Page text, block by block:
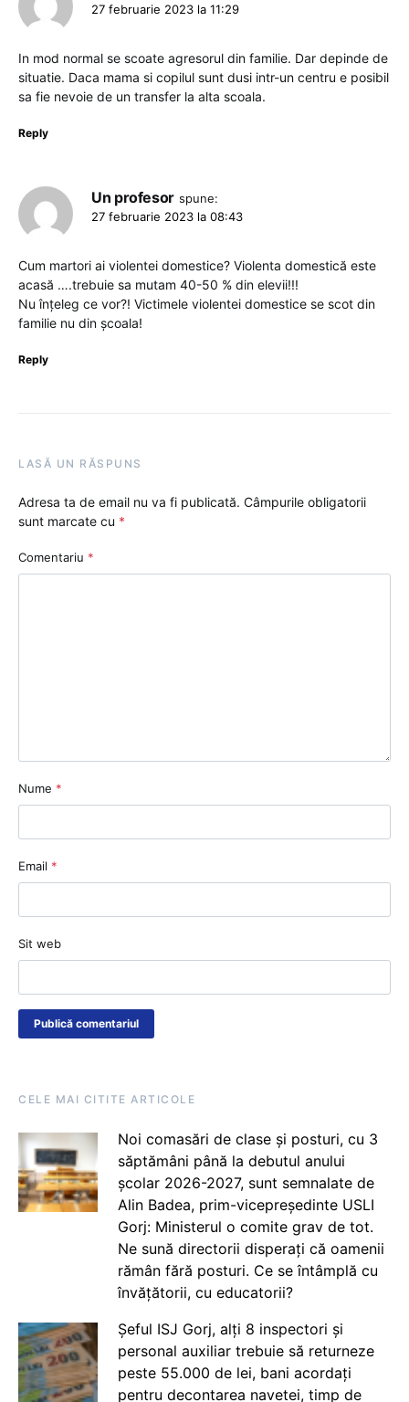
27 februarie 2023 la 11:29
In mod normal se scoate agresorul din familie. Dar depinde de
situatie. Daca mama si copilul sunt dusi intr-un centru e posibil
sa fie nevoie de un transfer la alta scoala.
Reply
Un profesor spune:
27 februarie 2023 la 08:43
Cum martori ai violentei domestice? Violenta domestică este
acasă ….trebuie sa mutam 40-50 % din elevii!!!
Nu înțeleg ce vor?! Victimele violentei domestice se scot din
familie nu din școala!
Reply
LASĂ UN RĂSPUNS
Adresa ta de email nu va fi publicată. Câmpurile obligatorii
sunt marcate cu *
Comentariu *
Nume *
Email *
Sit web
CELE MAI CITITE ARTICOLE
Noi comasări de clase și posturi, cu 3
săptămâni până la debutul anului
școlar 2026-2027, sunt semnalate de
Alin Badea, prim-vicepreședinte USLI
Gorj: Ministerul o comite grav de tot.
Ne sună directorii disperați că oamenii
rămân fără posturi. Ce se întâmplă cu
învățătorii, cu educatorii?
Șeful ISJ Gorj, alți 8 inspectori și
personal auxiliar trebuie să returneze
peste 55.000 de lei, bani acordați
pentru decontarea navetei, timp de